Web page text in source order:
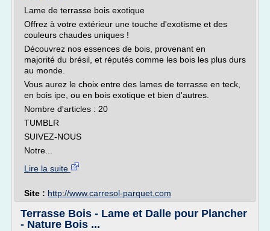
Lame de terrasse bois exotique
Offrez à votre extérieur une touche d'exotisme et des
couleurs chaudes uniques !
Découvrez nos essences de bois, provenant en
majorité du brésil, et réputés comme les bois les plus durs
au monde.
Vous aurez le choix entre des lames de terrasse en teck,
en bois ipe, ou en bois exotique et bien d'autres.
Nombre d'articles : 20
TUMBLR
SUIVEZ-NOUS
Notre...
Lire la suite
Site : http://www.carresol-parquet.com
Terrasse Bois - Lame et Dalle pour Plancher
- Nature Bois ...